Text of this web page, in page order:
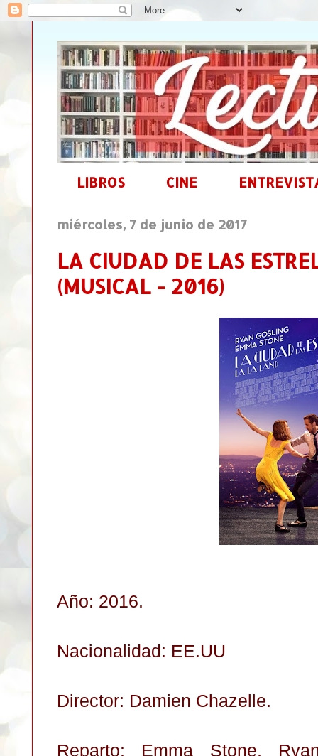
LIBROS CINE
miércoles, 7 de junio de 2017
LA CIUDAD DE LAS
(MUSICAL - 2016)
Año: 2016.
Nacionalidad: EE.UU
Director: Damien Chazelle.
Reparto: Emma Stone,